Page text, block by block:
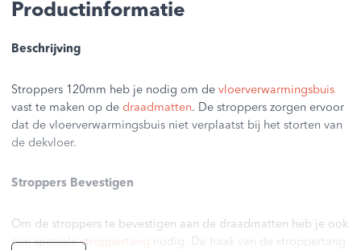
Productinformatie
Beschrijving
Stroppers 120mm heb je nodig om devloerverwarmingsbuis
vast te maken op dedraadmatten. De stroppers zorgen ervoor
dat de vloerverwarmingsbuis niet verplaatst bij het storten van
de dekvloer.
Stroppers Bevestigen
Om de stroppers te bevestigen aan de draadmatten heb je ook
een specialestroppertang nodig. De haak van de stroppertang